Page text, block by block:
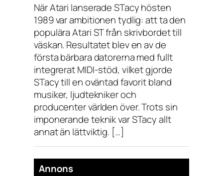
När Atari lanserade STacy hösten
1989 var ambitionen tydlig: att ta den
populära Atari ST från skrivbordet till
väskan. Resultatet blev en av de
första bärbara datorerna med fullt
integrerat MIDI-stöd, vilket gjorde
STacy till en oväntad favorit bland
musiker, ljudtekniker och
producenter världen över. Trots sin
imponerande teknik var STacy allt
annat än lättviktig. […]
Annons